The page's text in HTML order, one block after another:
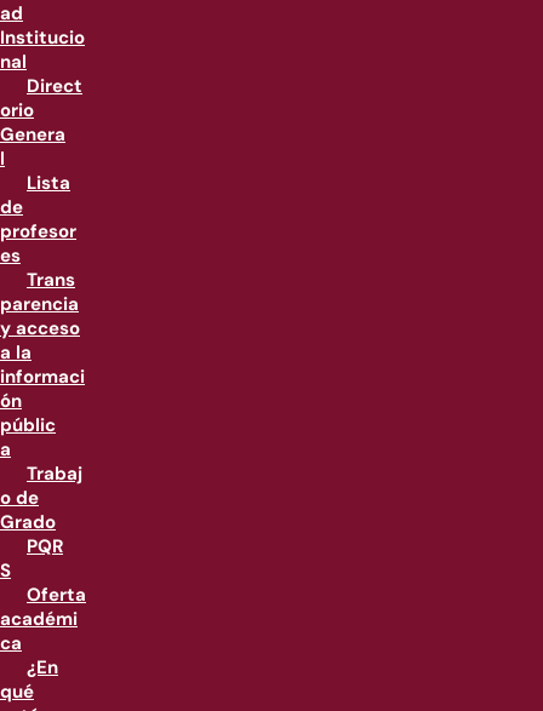
ad
Institucio
nal
Direct
orio
Genera
l
Lista
de
profesor
es
Trans
parencia
y acceso
a la
informaci
ón
públic
a
Trabaj
o de
Grado
PQR
S
Oferta
académi
ca
¿En
qué